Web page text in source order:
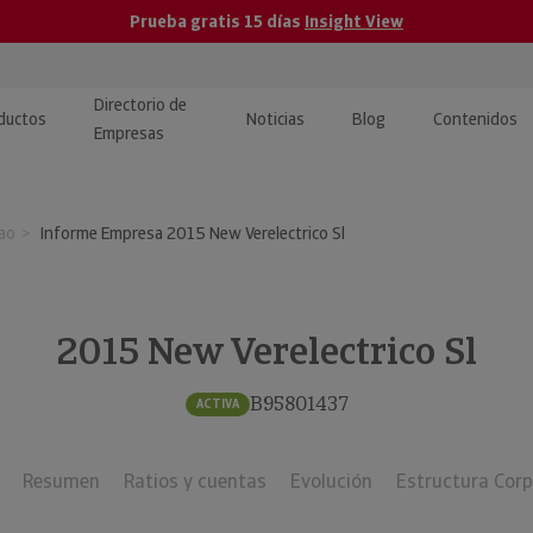
Prueba gratis 15 días Insight View
y ERP
· Recuperación de
Directorio de
Empresas
Noticias Blog Contenidos
y tutoriales
Investigada
Informe Empresa 2015 New Verelectrico Sl
2015 New Verelectrico Sl
ACTIVA B95801437
Resumen Ratios y cuentas Evolución Estructura